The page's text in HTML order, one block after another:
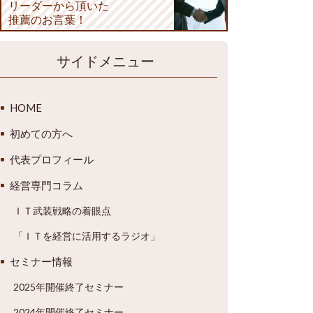
リーダーから頂いた
推薦のお言葉！
サイドメニュー
HOME
初めての方へ
代表プロフィール
経営専門コラム
ＩＴ武装戦略の着眼点
「ＩＴを経営に活用するラジオ」
セミナー情報
2025年開催終了セミナー